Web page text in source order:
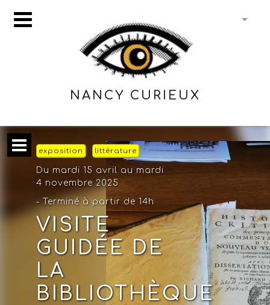
NANCY CURIEUX
exposition littérature
Du mardi 15 avril au mardi
4 novembre 2025
- Terminé à partir de 14h
VISITE
GUIDÉE DE
LA
BIBLIOTHÈQUE